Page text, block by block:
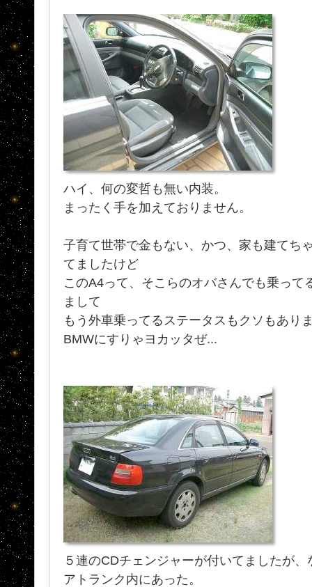
ハイ、何の変哲も無い内装。
まったく手を加えておりません。
子育て世帯で金もない、かつ、家も建てち
てましたけど
このA4って、そこらのオバさんでも乗って
まして
もう外車乗ってるステータスもクソもあり
BMWにすりゃヨカッタぜ...
５連のCDチェンジャーが付いてましたが
アトランク内にあった。